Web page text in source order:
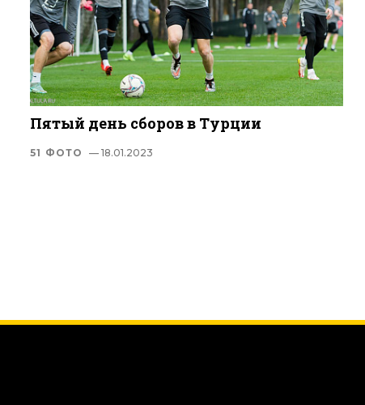
Пятый день сборов в Турции
51 ФОТО — 18.01.2023